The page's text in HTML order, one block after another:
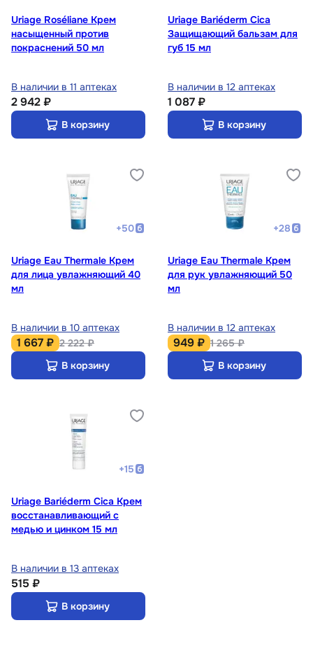
Uriage Roséliane Крем
насыщенный против
покраснений 50 мл
В наличии в 11 аптеках
2 942 ₽
В корзину
Uriage Bariéderm Cicа
Защищающий бальзам для
губ 15 мл
В наличии в 12 аптеках
1 087 ₽
В корзину
+50
Uriage Eau Thermale Крем
для лица увлажняющий 40
мл
В наличии в 10 аптеках
1 667 ₽ 2 222 ₽
В корзину
+28
Uriage Eau Thermale Крем
для рук увлажняющий 50
мл
В наличии в 12 аптеках
949 ₽ 1 265 ₽
В корзину
+15
Uriage Bariéderm Cicа Крем
восстанавливающий с
медью и цинком 15 мл
В наличии в 13 аптеках
515 ₽
В корзину